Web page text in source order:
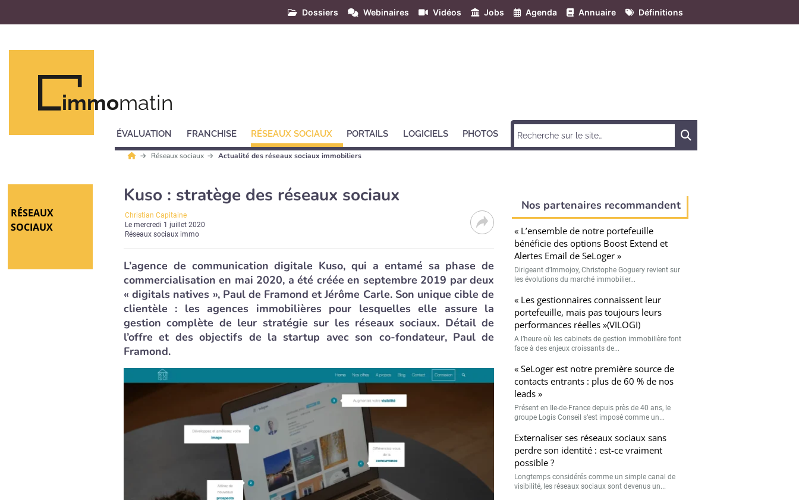
Dossiers Webinaires Vidéos Jobs Agenda Annuaire Définitions
immomatin
ÉVALUATION FRANCHISE RÉSEAUX SOCIAUX PORTAILS LOGICIELS PHOTOS
Réseaux sociaux Actualité des réseaux sociaux immobiliers
RÉSEAUX
SOCIAUX
Kuso : stratège des réseaux sociaux
Christian Capitaine
Lemercredi 1 juillet 2020
Réseaux sociaux immo
L’agence de communication digitale Kuso, qui a entamé sa phase de
commercialisation en mai 2020, a été créée en septembre 2019 par deux
« digitals natives », Paul de Framond et Jérôme Carle. Son unique cible de
clientèle : les agences immobilières pour lesquelles elle assure la
gestion complète de leur stratégie sur les réseaux sociaux. Détail de
l’offre et des objectifs de la startup avec son co-fondateur, Paul de
Framond.
Nos partenaires recommandent
« L’ensemble de notre portefeuille
bénéficie des options Boost Extend et
Alertes Email de SeLoger »
Dirigeant d’Immojoy, Christophe Goguery revient sur
les évolutions du marché immobilier...
« Les gestionnaires connaissent leur
portefeuille, mais pas toujours leurs
performances réelles »(VILOGI)
A l’heure où les cabinets de gestion immobilière font
face à des enjeux croissants de...
« SeLoger est notre première source de
contacts entrants : plus de 60 % de nos
leads »
Présent en Ile-de-France depuis près de 40 ans, le
groupe Logis Conseil s’est imposé comme un...
Externaliser ses réseaux sociaux sans
perdre son identité : est-ce vraiment
possible ?
Longtemps considérés comme un simple canal de
visibilité, les réseaux sociaux sont devenus un...